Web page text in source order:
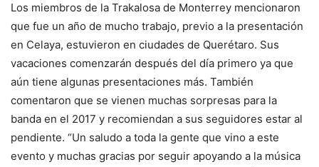
Los miembros de la Trakalosa de Monterrey mencionaron
que fue un año de mucho trabajo, previo a la presentación
en Celaya, estuvieron en ciudades de Querétaro. Sus
vacaciones comenzarán después del día primero ya que
aún tiene algunas presentaciones más. También
comentaron que se vienen muchas sorpresas para la
banda en el 2017 y recomiendan a sus seguidores estar al
pendiente. “Un saludo a toda la gente que vino a este
evento y muchas gracias por seguir apoyando a la música